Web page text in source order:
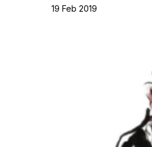
19 Feb 2019